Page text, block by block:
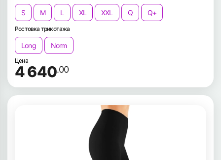
S M L XL XXL Q Q+
Ростовка трикотажа
Long Norm
Цена
4 640.00